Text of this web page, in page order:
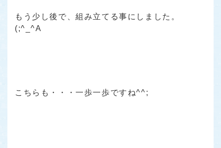
もう少し後で、組み立てる事にしました。
(;^_^A
こちらも・・・一歩一歩ですね^^;